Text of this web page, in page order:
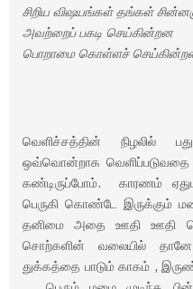
சிறிய விஷயங்கள் தங்கள்
அவற்றைப் பகடி செய்கின்றன
பொறாமை கொள்ளச்
வெளிச்சத்தின் நிழலில்
ஒவ்வொன்றாக வெளிப்படுவதை
கண்டிருப்போம். காரணம்
பெருகி கொண்டே இருக்கும்
தனிமை அதை ஊதி ஊதி
சொற்களின் வலையில்
துக்கத்தை பாடும் காகம் ,